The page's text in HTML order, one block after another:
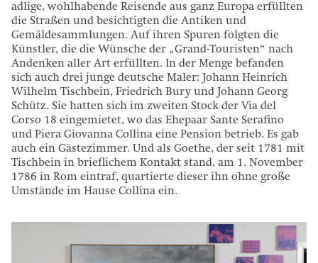
adlige, wohlhabende Reisende aus ganz Europa erfüllten
die Straßen und besichtigten die Antiken und
Gemäldesammlungen. Auf ihren Spuren folgten die
Künstler, die die Wünsche der „Grand-Touristen“ nach
Andenken aller Art erfüllten. In der Menge befanden
sich auch drei junge deutsche Maler: Johann Heinrich
Wilhelm Tischbein, Friedrich Bury und Johann Georg
Schütz. Sie hatten sich im zweiten Stock der Via del
Corso 18 eingemietet, wo das Ehepaar Sante Serafino
und Piera Giovanna Collina eine Pension betrieb. Es gab
auch ein Gästezimmer. Und als Goethe, der seit 1781 mit
Tischbein in brieflichem Kontakt stand, am 1. November
1786 in Rom eintraf, quartierte dieser ihn ohne große
Umstände im Hause Collina ein.